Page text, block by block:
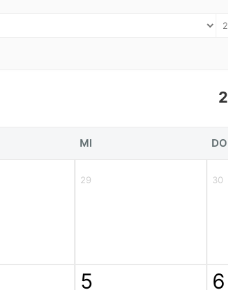
MI DO
29 30
5 6